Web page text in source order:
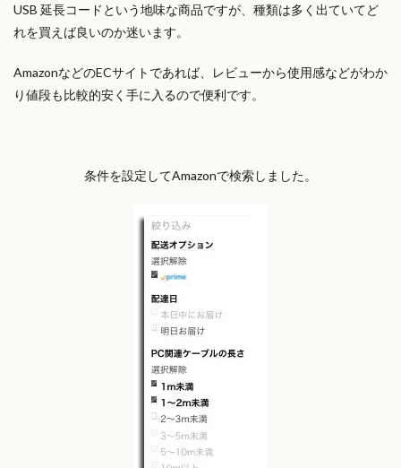
USB 延長コードという地味な商品ですが、種類は多く出ていてど
れを買えば良いのか迷います。
AmazonなどのECサイトであれば、レビューから使用感などがわか
り値段も比較的安く手に入るので便利です。
条件を設定してAmazonで検索しました。